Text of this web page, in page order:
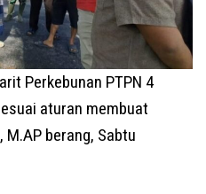
Perkebunan PTPN 4
aturan membuat
M.AP berang, Sabtu